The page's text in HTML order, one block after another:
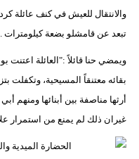
والانتقال للعيش في كنف عائلة
تبعد عن قامشلو بضعة كيلومترات .
ويمضي حنا قائلاً :"العائلة اعتنت
بقائه معتنقاً المسيحية، وتكفلت
غيران ذلك لم يمنع من استمرار